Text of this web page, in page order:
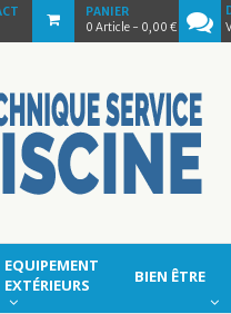
PANIER
0 Article - 0,00 €
EQUIPEMENT
EXTÉRIEURS
BIEN ÊTRE